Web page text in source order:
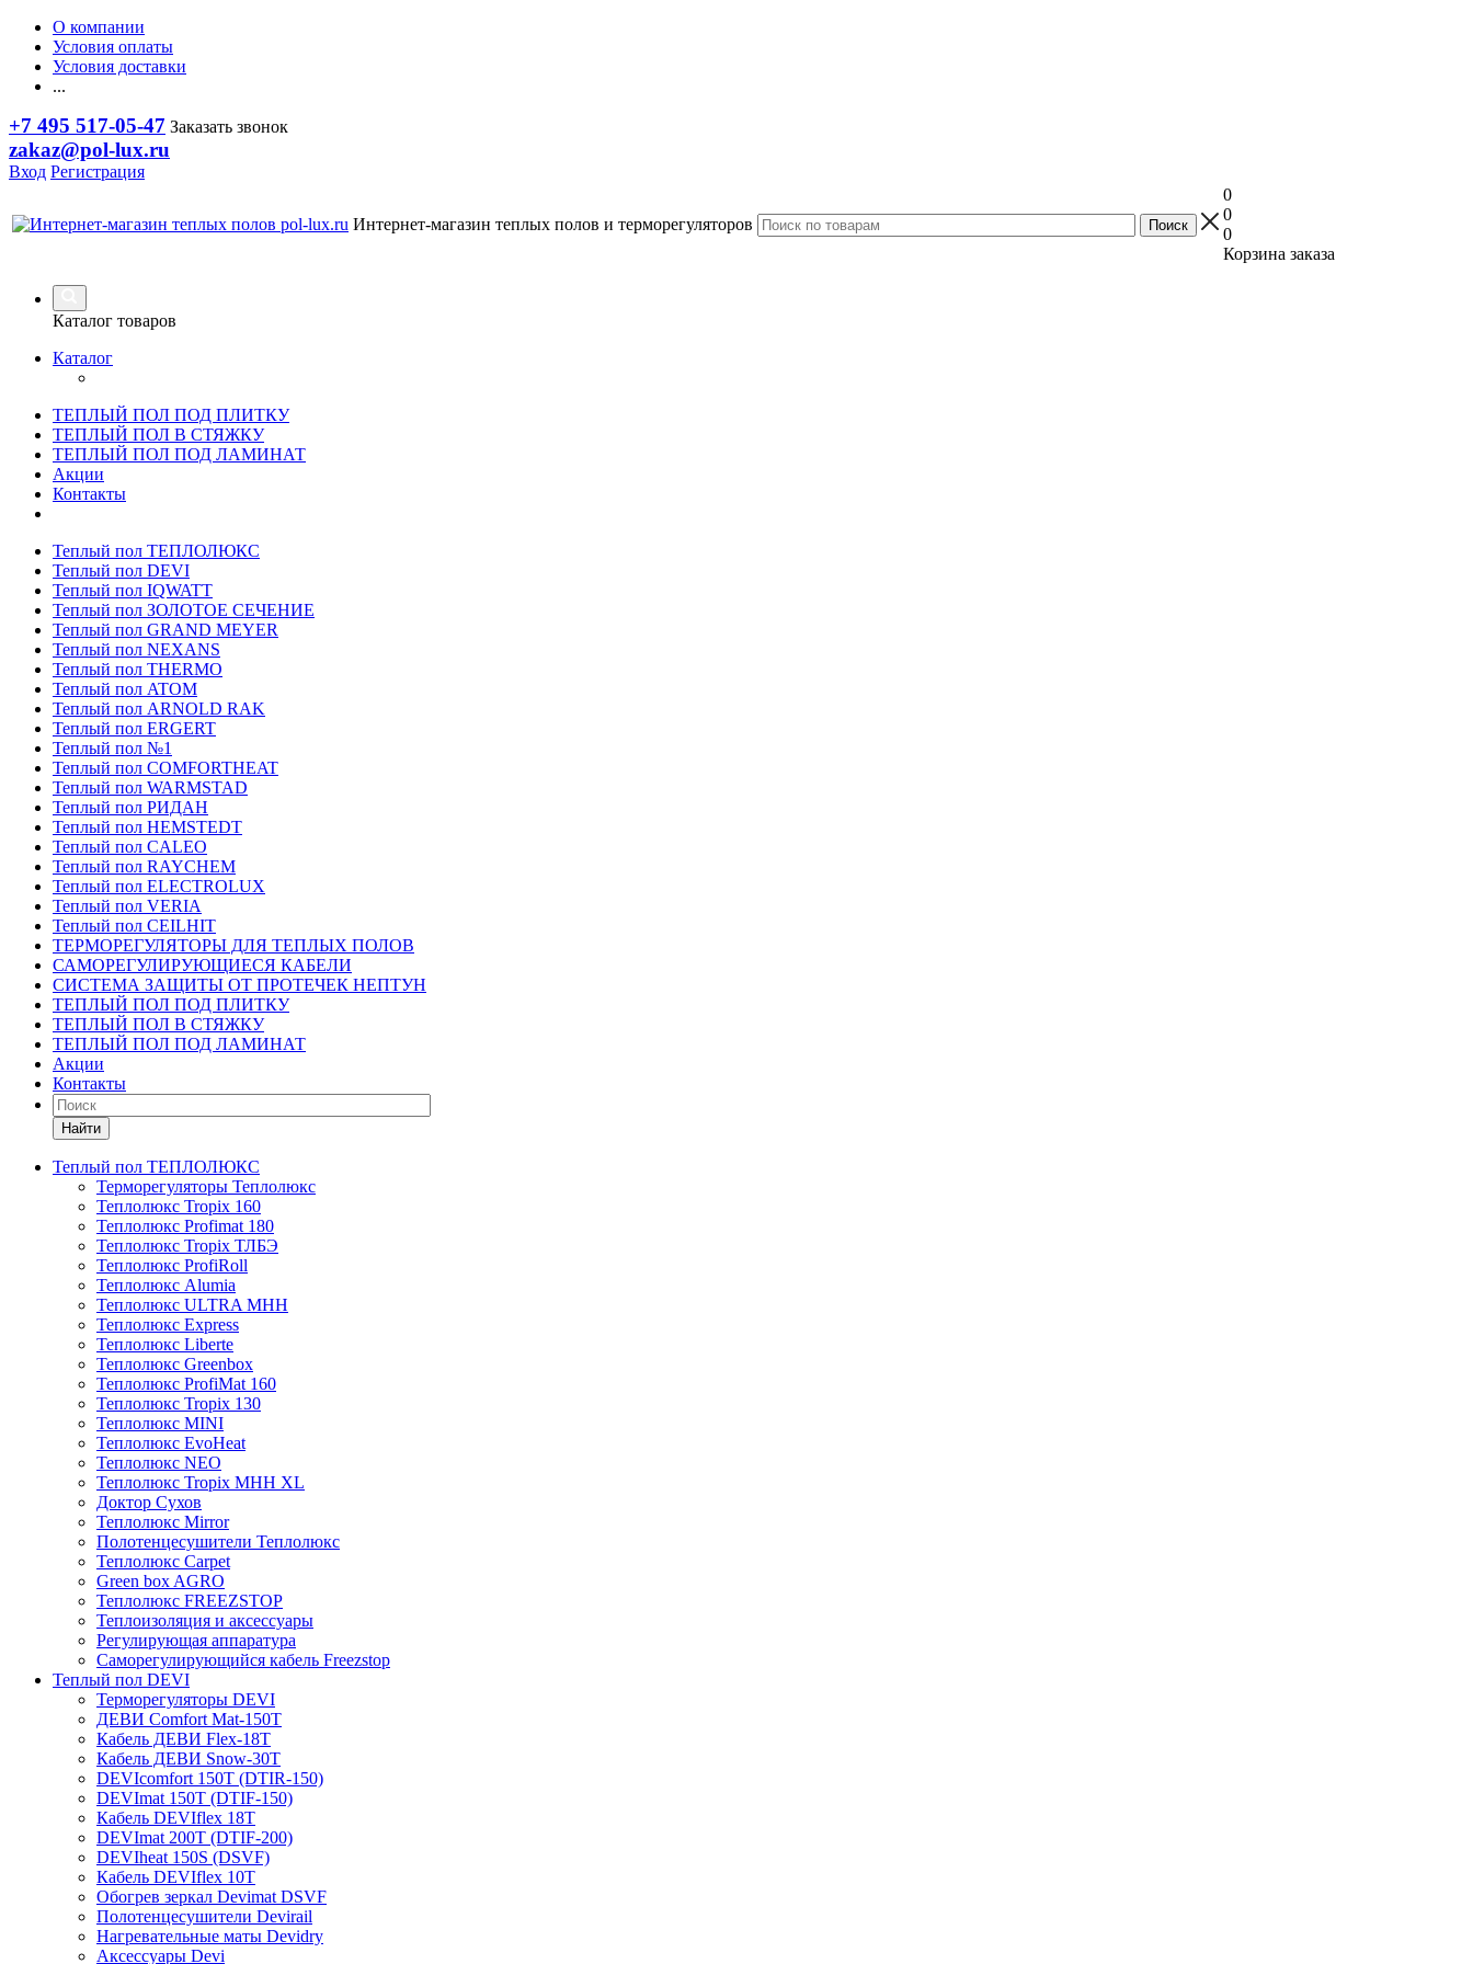
О компании
Условия оплаты
Условия доставки
...
+7 495 517-05-47 Заказать звонок
zakaz@pol-lux.ru
Вход Регистрация
Интернет-магазин теплых полов и терморегуляторов
0
0
0
Корзина заказа
Каталог товаров
Каталог
ТЕПЛЫЙ ПОЛ ПОД ПЛИТКУ
ТЕПЛЫЙ ПОЛ В СТЯЖКУ
ТЕПЛЫЙ ПОЛ ПОД ЛАМИНАТ
Акции
Контакты
Теплый пол ТЕПЛОЛЮКС
Теплый пол DEVI
Теплый пол IQWATT
Теплый пол ЗОЛОТОЕ СЕЧЕНИЕ
Теплый пол GRAND MEYER
Теплый пол NEXANS
Теплый пол THERMO
Теплый пол ATOM
Теплый пол ARNOLD RAK
Теплый пол ERGERT
Теплый пол №1
Теплый пол COMFORTHEAT
Теплый пол WARMSTAD
Теплый пол РИДАН
Теплый пол HEMSTEDT
Теплый пол CALEO
Теплый пол RAYCHEM
Теплый пол ELECTROLUX
Теплый пол VERIA
Теплый пол CEILHIT
ТЕРМОРЕГУЛЯТОРЫ ДЛЯ ТЕПЛЫХ ПОЛОВ
САМОРЕГУЛИРУЮЩИЕСЯ КАБЕЛИ
СИСТЕМА ЗАЩИТЫ ОТ ПРОТЕЧЕК НЕПТУН
ТЕПЛЫЙ ПОЛ ПОД ПЛИТКУ
ТЕПЛЫЙ ПОЛ В СТЯЖКУ
ТЕПЛЫЙ ПОЛ ПОД ЛАМИНАТ
Акции
Контакты
Найти
Теплый пол ТЕПЛОЛЮКС
Терморегуляторы Теплолюкс
Теплолюкс Tropix 160
Теплолюкс Profimat 180
Теплолюкс Tropix ТЛБЭ
Теплолюкс ProfiRoll
Теплолюкс Alumia
Теплолюкс ULTRA МНН
Теплолюкс Express
Теплолюкс Liberte
Теплолюкс Greenbox
Теплолюкс ProfiMat 160
Теплолюкс Tropix 130
Теплолюкс MINI
Теплолюкс EvoHeat
Теплолюкс NEO
Теплолюкс Tropix МНН XL
Доктор Сухов
Теплолюкс Mirror
Полотенцесушители Теплолюкс
Теплолюкс Carpet
Green box AGRO
Теплолюкс FREEZSTOP
Теплоизоляция и аксессуары
Регулирующая аппаратура
Cаморегулирующийся кабель Freezstop
Теплый пол DEVI
Терморегуляторы DEVI
ДЕВИ Comfort Mat-150T
Кабель ДЕВИ Flex-18T
Кабель ДЕВИ Snow-30T
DEVIcomfort 150T (DTIR-150)
DEVImat 150T (DTIF-150)
Кабель DEVIflex 18T
DEVImat 200T (DTIF-200)
DEVIheat 150S (DSVF)
Кабель DEVIflex 10T
Обогрев зеркал Devimat DSVF
Полотенцесушители Devirail
Нагревательные маты Devidry
Аксессуары Devi